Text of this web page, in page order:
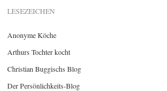
LESEZEICHEN
Anonyme Köche
Arthurs Tochter kocht
Christian Buggischs Blog
Der Persönlichkeits-Blog